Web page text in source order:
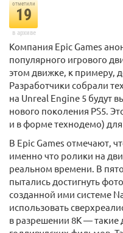
отметили
19
в архиве
Компания Epic Games
популярного игрового
этом движке, к примеру,
Разработчики собрали
на Unreal Engine 5 будут
нового поколения PS5.
и в форме технодемо)
В Epic Games отмечают,
именно что ролики на
реальном времени. В
пытались достигнуть
созданной ими системе
использовать
в разрешении 8K — такие